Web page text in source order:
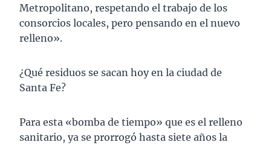
Metropolitano, respetando el trabajo de los
consorcios locales, pero pensando en el nuevo
relleno».
¿Qué residuos se sacan hoy en la ciudad de
Santa Fe?
Para esta «bomba de tiempo» que es el relleno
sanitario, ya se prorrogó hasta siete años la